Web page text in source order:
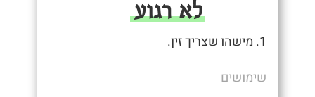
לא רגוע
1. מישהו שצריך זין.
שימושים